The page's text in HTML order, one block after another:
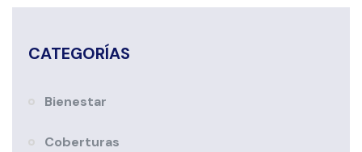
CATEGORÍAS
Bienestar
Coberturas